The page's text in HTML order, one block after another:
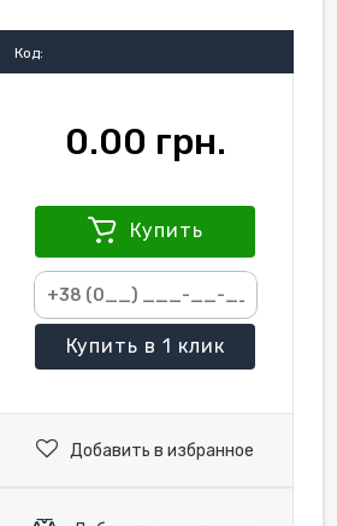
Код:
0.00 грн.
Купить
Купить в 1 клик
Добавить в избранное